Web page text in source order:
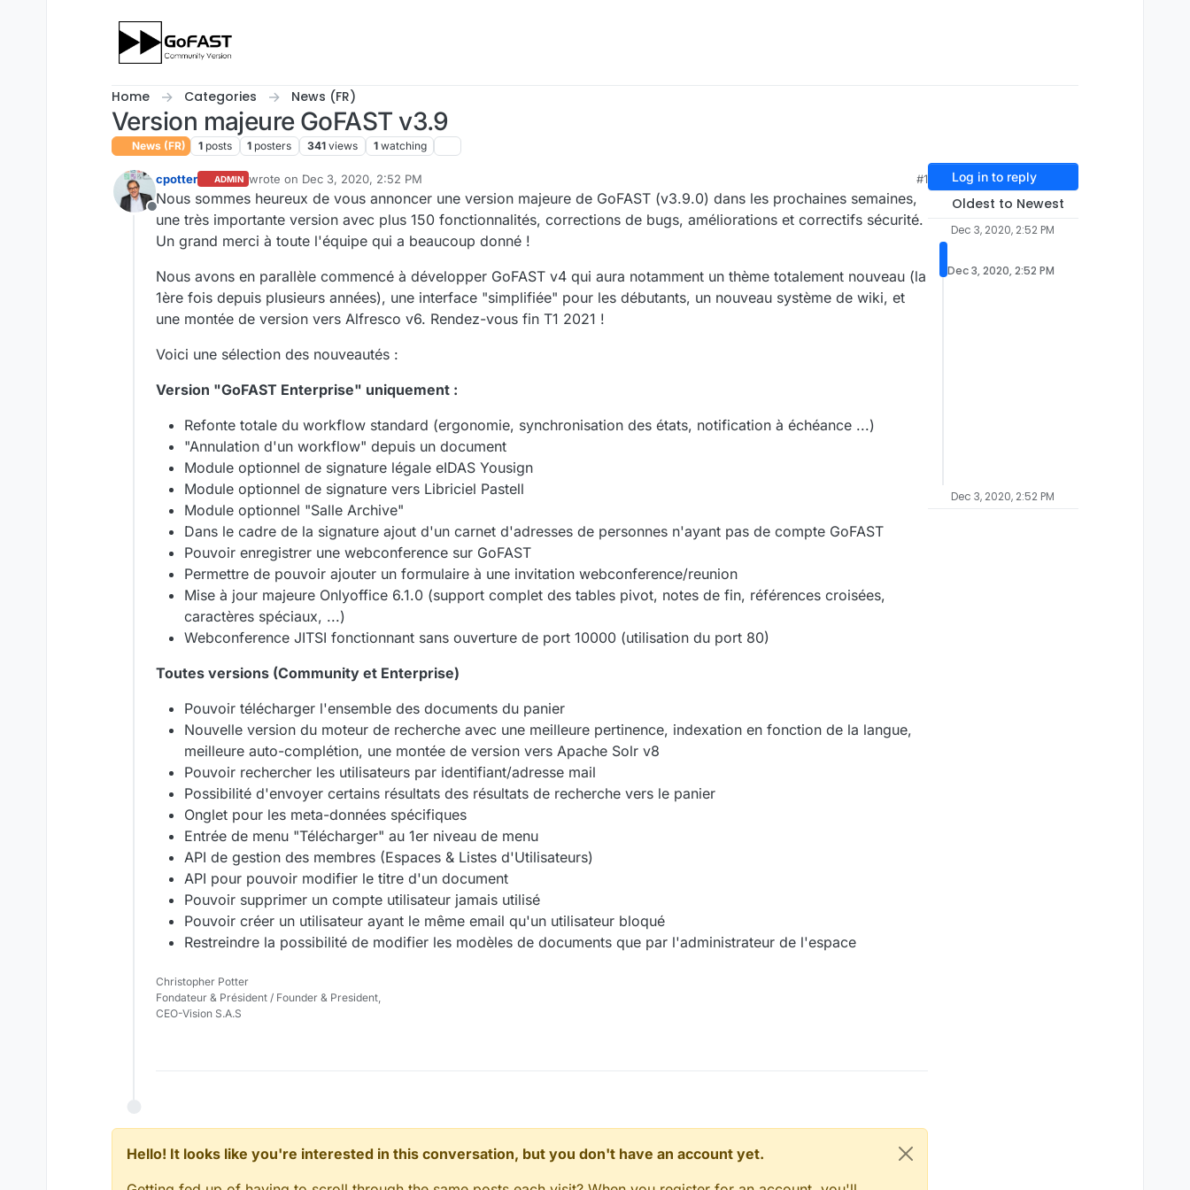
Home Categories News (FR)
Version majeure GoFAST v3.9
News (FR) 1 posts 1 posters 341 views 1 watching
Offline
cpotter ADMIN wrote on Dec 3, 2020, 2:52 PM
last edited by cpotterDec 3, 2020, 3:53 PM
#1
Nous sommes heureux de vous annoncer une version majeure de GoFAST (v3.9.0) dans les prochaines semaines,
une très importante version avec plus 150 fonctionnalités, corrections de bugs, améliorations et correctifs sécurité.
Un grand merci à toute l'équipe qui a beaucoup donné !
Nous avons en parallèle commencé à développer GoFAST v4 qui aura notamment un thème totalement nouveau (la
1ère fois depuis plusieurs années), une interface "simplifiée" pour les débutants, un nouveau système de wiki, et
une montée de version vers Alfresco v6. Rendez-vous fin T1 2021 !
Voici une sélection des nouveautés :
Version "GoFAST Enterprise" uniquement :
Refonte totale du workflow standard (ergonomie, synchronisation des états, notification à échéance ...)
"Annulation d'un workflow" depuis un document
Module optionnel de signature légale eIDAS Yousign
Module optionnel de signature vers Libriciel Pastell
Module optionnel "Salle Archive"
Dans le cadre de la signature ajout d'un carnet d'adresses de personnes n'ayant pas de compte GoFAST
Pouvoir enregistrer une webconference sur GoFAST
Permettre de pouvoir ajouter un formulaire à une invitation webconference/reunion
Mise à jour majeure Onlyoffice 6.1.0 (support complet des tables pivot, notes de fin, références croisées,
caractères spéciaux, ...)
Webconference JITSI fonctionnant sans ouverture de port 10000 (utilisation du port 80)
Toutes versions (Community et Enterprise)
Pouvoir télécharger l'ensemble des documents du panier
Nouvelle version du moteur de recherche avec une meilleure pertinence, indexation en fonction de la langue,
meilleure auto-complétion, une montée de version vers Apache Solr v8
Pouvoir rechercher les utilisateurs par identifiant/adresse mail
Possibilité d'envoyer certains résultats des résultats de recherche vers le panier
Onglet pour les meta-données spécifiques
Entrée de menu "Télécharger" au 1er niveau de menu
API de gestion des membres (Espaces & Listes d'Utilisateurs)
API pour pouvoir modifier le titre d'un document
Pouvoir supprimer un compte utilisateur jamais utilisé
Pouvoir créer un utilisateur ayant le même email qu'un utilisateur bloqué
Restreindre la possibilité de modifier les modèles de documents que par l'administrateur de l'espace
Christopher Potter
Fondateur & Président / Founder & President,
CEO-Vision S.A.S
Hello! It looks like you're interested in this conversation, but you don't have an account yet.
Log in to reply
Oldest to Newest
Dec 3, 2020, 2:52 PM
Dec 3, 2020, 2:52 PM
Dec 3, 2020, 2:52 PM